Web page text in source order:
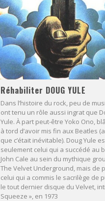
Réhabiliter DOUG YULE
Dans l’histoire du rock, peu de
ont tenu un rôle aussi ingrat que
Yule. À part peut-être Yoko Ono,
à tord d’avoir mis fin aux Beatles
que c’était inévitable). Doug Yule
seulement celui qui a succédé au
John Cale au sein du mythique
The Velvet Underground, mais de
celui qui a commis le sacrilège de
le tout dernier disque du Velvet,
Squeeze », en 1973